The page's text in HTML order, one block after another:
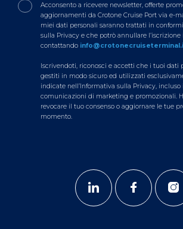
Acconsento a ricevere newsletter, offerte
aggiornamenti da Crotone Cruise Port via e-
miei dati personali saranno trattati in
sulla Privacy e che potrò annullare
contattando
Iscrivendoti, riconosci e accetti che i tuoi dati
gestiti in modo sicuro ed utilizzati
indicate nell’Informativa sulla Privacy,
comunicazioni di marketing e promozionali.
revocare il tuo consenso o aggiornare le tue
momento.